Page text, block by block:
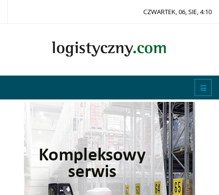
CZWARTEK, 06, SIE, 4:10